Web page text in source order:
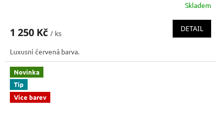
Skladem
1 250 Kč / ks
DETAIL
Luxusní červená barva.
Novinka
Tip
Více barev